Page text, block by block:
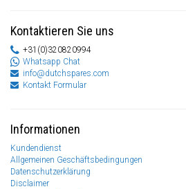
Kontaktieren Sie uns
+31(0)320820994
Whatsapp Chat
info@dutchspares.com
Kontakt Formular
Informationen
Kundendienst
Allgemeinen Geschäftsbedingungen
Datenschutzerklärung
Disclaimer